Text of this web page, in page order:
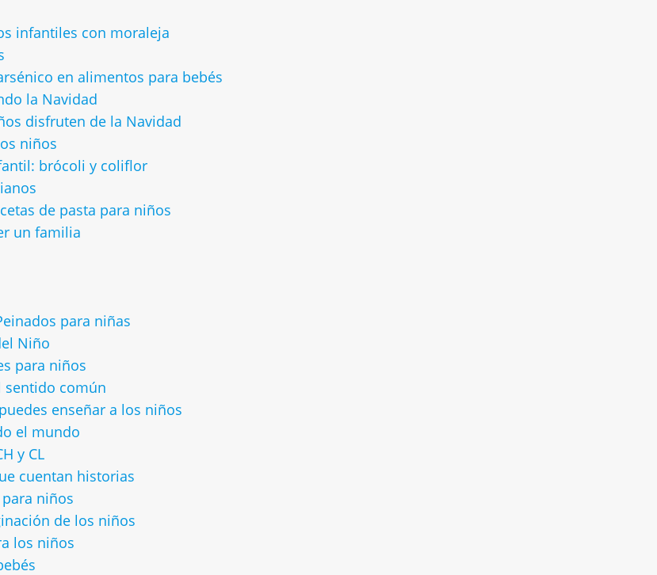
infantiles con moraleja
en alimentos para bebés
la Navidad
disfruten de la Navidad
niños
brócoli y coliflor
de pasta para niños
un familia
para niñas
Niño
para niños
sentido común
enseñar a los niños
el mundo
y CL
cuentan historias
niños
de los niños
los niños